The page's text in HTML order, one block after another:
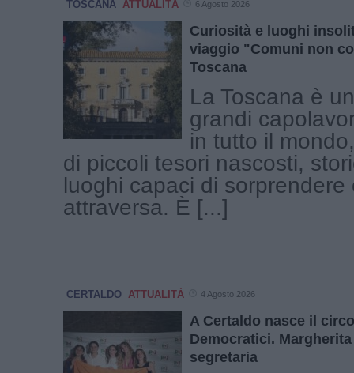
TOSCANA ATTUALITÀ 6 Agosto 2026
Curiosità e luoghi
viaggio "Comuni non
Toscana
La Toscana è
grandi
in tutto il
di piccoli tesori nascosti,
luoghi capaci di sorprendere
attraversa. È [...]
CERTALDO ATTUALITÀ 4 Agosto 2026
A Certaldo nasce il
Democratici.
segretaria